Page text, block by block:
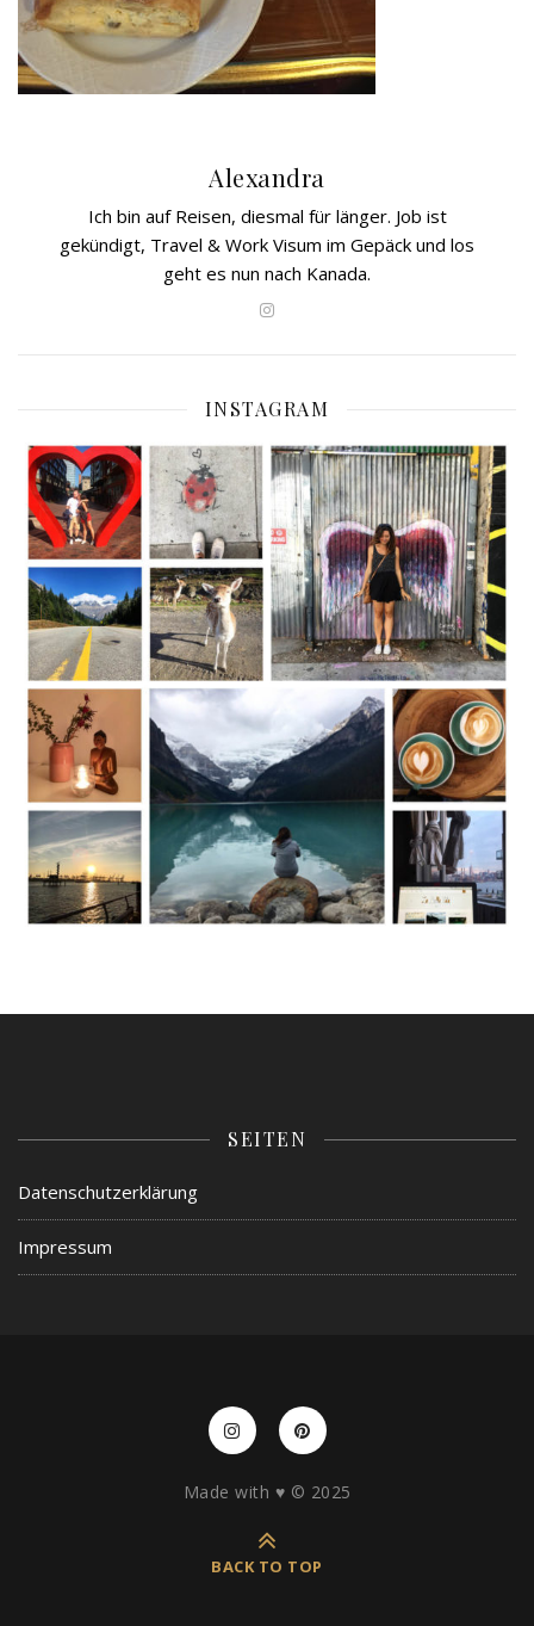
Alexandra
Ich bin auf Reisen, diesmal für länger. Job ist
gekündigt, Travel & Work Visum im Gepäck und los
geht es nun nach Kanada.
INSTAGRAM
SEITEN
Datenschutzerklärung
Impressum
Made with ♥️ © 2025
BACK TO TOP